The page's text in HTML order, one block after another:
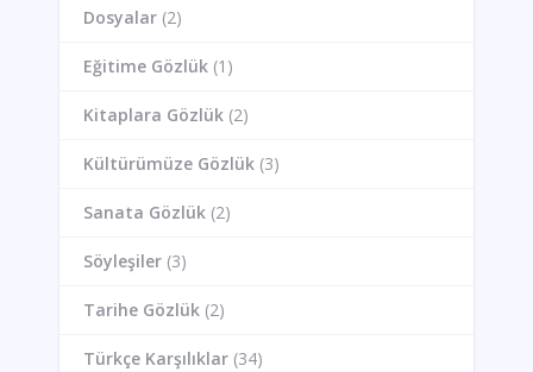
Dosyalar(2)
Eğitime Gözlük(1)
Kitaplara Gözlük(2)
Kültürümüze Gözlük(3)
Sanata Gözlük(2)
Söyleşiler(3)
Tarihe Gözlük(2)
Türkçe Karşılıklar(34)